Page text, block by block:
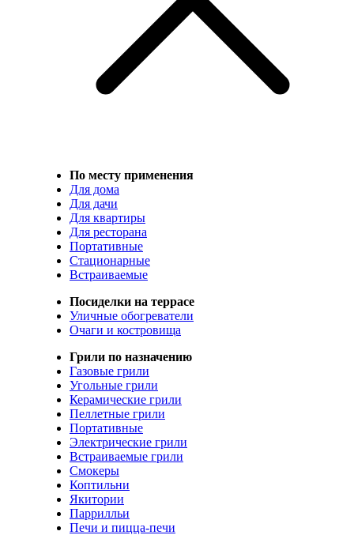
По месту применения
Для дома
Для дачи
Для квартиры
Для ресторана
Портативные
Стационарные
Встраиваемые
Посиделки на террасе
Уличные обогреватели
Очаги и костровища
Грили по назначению
Газовые грили
Угольные грили
Керамические грили
Пеллетные грили
Портативные
Электрические грили
Встраиваемые грили
Смокеры
Коптильни
Якитории
Паррилльи
Печи и пицца-печи